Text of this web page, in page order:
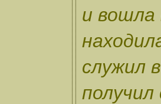
и вошла
служил